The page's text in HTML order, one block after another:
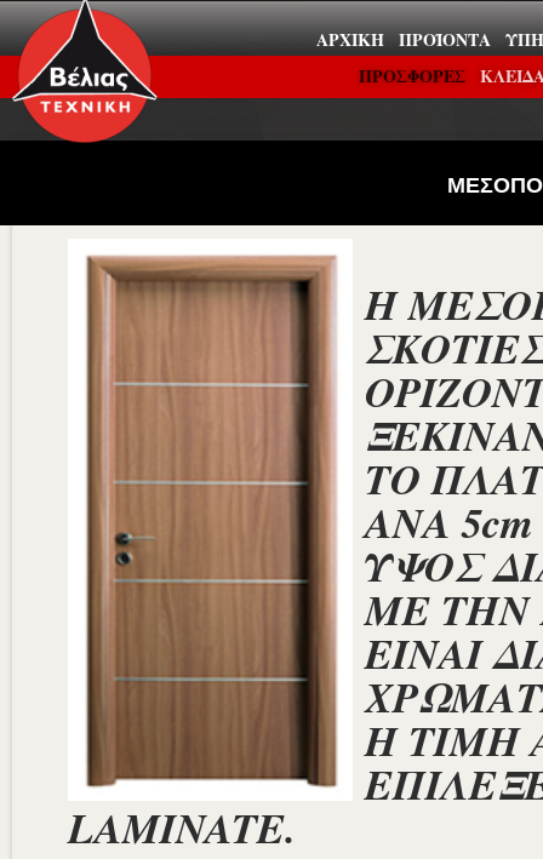
ΑΡΧΙΚΉ ΠΡΟΪΌΝΤΑ
ΠΡΟΣΦΟΡΕΣ
Η
ΤΟ
ΑΝΑ
ΥΨΟΣ
ΜΕ ΤΗΝ
ΕΙΝΑΙ
Η ΤΙΜΗ
LAMINATE.